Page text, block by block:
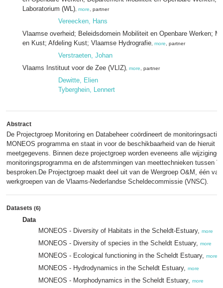
Laboratorium (WL) more , partner
Vereecken, Hans
Vlaamse overheid; Beleidsdomein Mobiliteit en Openbare Werken;
en Kust; Afdeling Kust; Vlaamse Hydrografie more , partner
Verstraeten, Johan
Vlaams Instituut voor de Zee (VLIZ) more , partner
Dewitte, Elien
Tyberghein, Lennert
Abstract
De Projectgroep Monitoring en Databeheer coördineert de
MONEOS programma en staat in voor de beschikbaarheid van de hieruit
meetgegevens. Binnen deze projectgroep worden eveneens alle
monitoringsprogramma en de afstemmingen van meettechnieken tussen
besproken.De Projectgroep maakt deel uit van de Wergroep O&M, één
werkgroepen van de Vlaams-Nederlandse Scheldecommissie (VNSC).
Datasets (6)
Data
MONEOS - Diversity of Habitats in the Scheldt-Estuary, more
MONEOS - Diversity of species in the Scheldt Estuary, more
MONEOS - Ecological functioning in the Scheldt Estuary, more
MONEOS - Hydrodynamics in the Scheldt Estuary, more
MONEOS - Morphodynamics in the Scheldt Estuary, more